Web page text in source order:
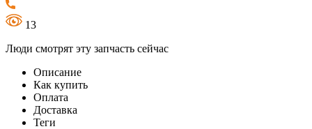
13
Люди смотрят эту запчасть сейчас
Описание
Как купить
Оплата
Доставка
Теги